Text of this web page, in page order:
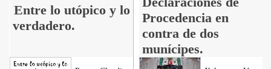
Entre lo utópico y lo
verdadero.
Procedencia en
contra de dos
munícipes.